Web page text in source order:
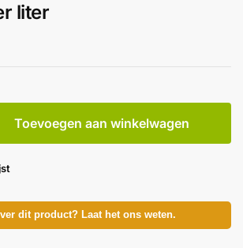
liter
Toevoegen aan winkelwagen
dit product? Laat het ons weten.